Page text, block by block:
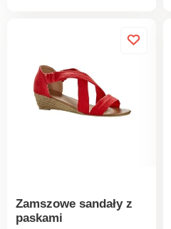
Zamszowe sandały z
paskami